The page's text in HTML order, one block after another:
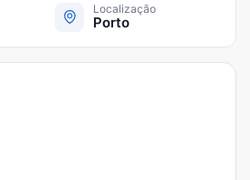
Localização
Porto